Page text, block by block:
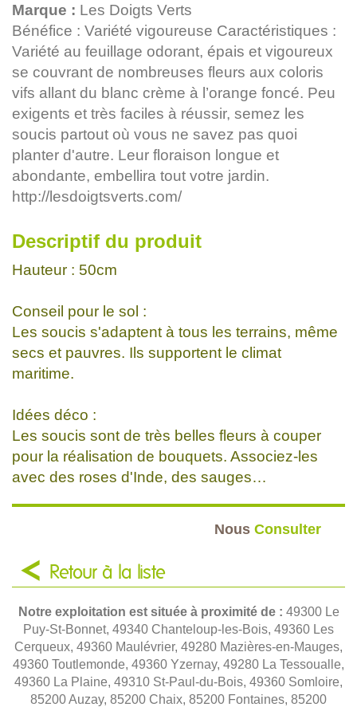
Marque : Les Doigts Verts
Bénéfice : Variété vigoureuse Caractéristiques :
Variété au feuillage odorant, épais et vigoureux
se couvrant de nombreuses fleurs aux coloris
vifs allant du blanc crème à l’orange foncé. Peu
exigents et très faciles à réussir, semez les
soucis partout où vous ne savez pas quoi
planter d'autre. Leur floraison longue et
abondante, embellira tout votre jardin.
http://lesdoigtsverts.com/
Descriptif du produit
Hauteur : 50cm
Conseil pour le sol :
Les soucis s'adaptent à tous les terrains, même
secs et pauvres. Ils supportent le climat
maritime.
Idées déco :
Les soucis sont de très belles fleurs à couper
pour la réalisation de bouquets. Associez-les
avec des roses d'Inde, des sauges…
Nous Consulter
Retour à la liste
Notre exploitation est située à proximité de : 49300 Le
Puy-St-Bonnet, 49340 Chanteloup-les-Bois, 49360 Les
Cerqueux, 49360 Maulévrier, 49280 Mazières-en-Mauges,
49360 Toutlemonde, 49360 Yzernay, 49280 La Tessoualle,
49360 La Plaine, 49310 St-Paul-du-Bois, 49360 Somloire,
85200 Auzay, 85200 Chaix, 85200 Fontaines, 85200